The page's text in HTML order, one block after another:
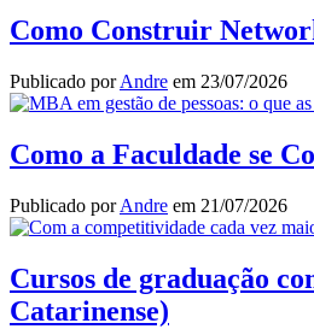
Como Construir
Publicado porAndre em 23/07/2026
Como a Faculdade se
Publicado porAndre em 21/07/2026
Cursos de graduação
Catarinense)